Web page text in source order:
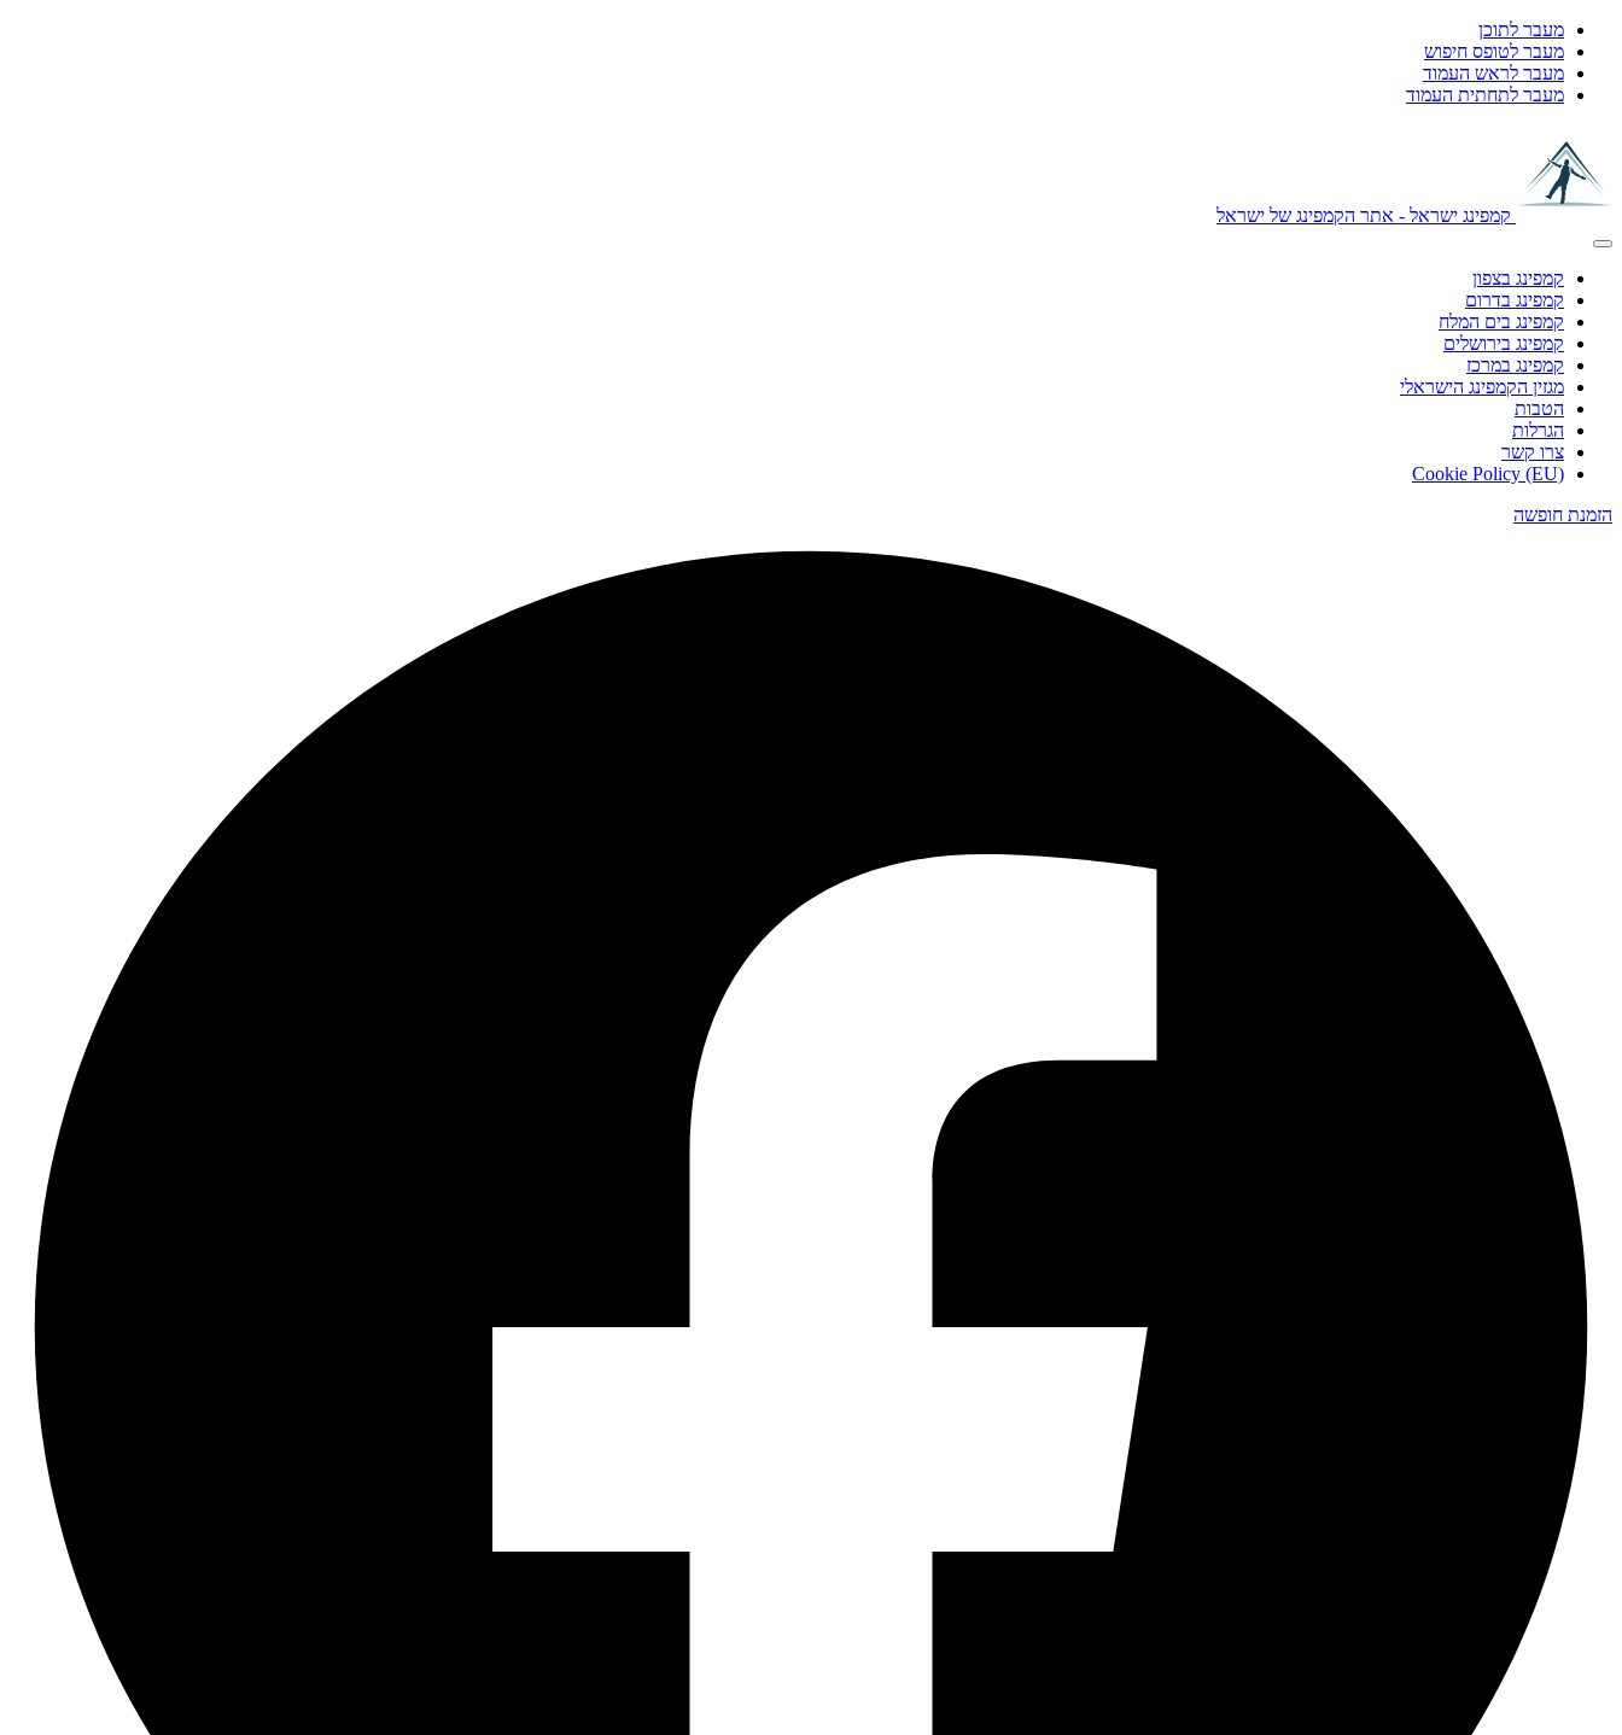
מעבר לתוכן
מעבר לטופס חיפוש
מעבר לראש העמוד
מעבר לתחתית העמוד
קמפינג ישראל - אתר הקמפינג של ישראל
קמפינג בצפון
קמפינג בדרום
קמפינג בים המלח
קמפינג בירושלים
קמפינג במרכז
מגזין הקמפינג הישראלי
הטבות
הגרלות
צרו קשר
Cookie Policy (EU)
הזמנת חופשה